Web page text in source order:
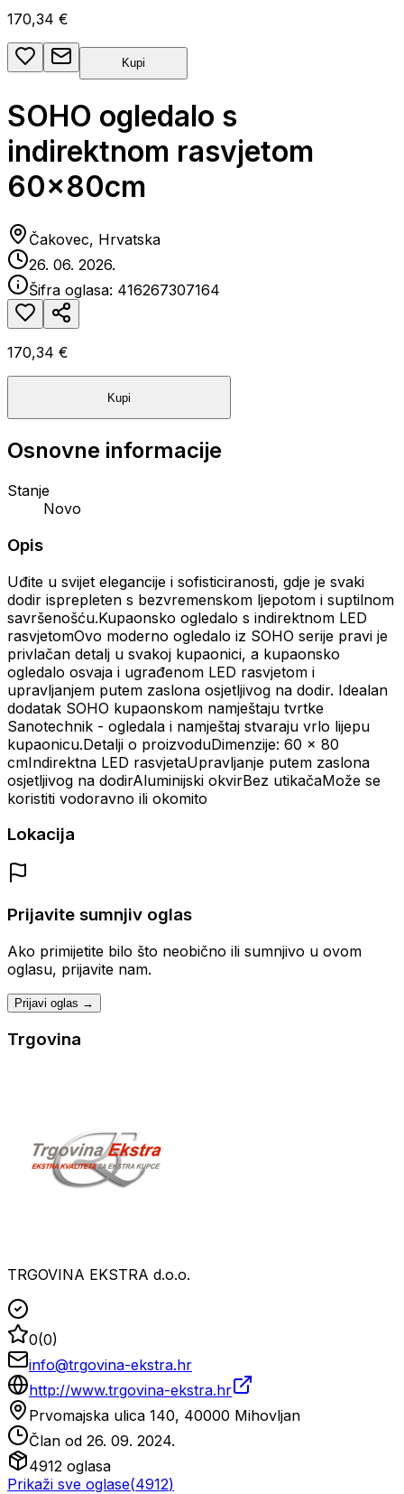
170,34 €
Kupi
SOHO ogledalo s
indirektnom rasvjetom
60x80cm
Čakovec, Hrvatska
26. 06. 2026.
Šifra oglasa: 416267307164
170,34 €
Kupi
Osnovne informacije
Stanje
Novo
Opis
Uđite u svijet elegancije i sofisticiranosti, gdje je svaki
dodir isprepleten s bezvremenskom ljepotom i suptilnom
savršenošću.Kupaonsko ogledalo s indirektnom LED
rasvjetomOvo moderno ogledalo iz SOHO serije pravi je
privlačan detalj u svakoj kupaonici, a kupaonsko
ogledalo osvaja i ugrađenom LED rasvjetom i
upravljanjem putem zaslona osjetljivog na dodir. Idealan
dodatak SOHO kupaonskom namještaju tvrtke
Sanotechnik - ogledala i namještaj stvaraju vrlo lijepu
kupaonicu.Detalji o proizvoduDimenzije: 60 x 80
cmIndirektna LED rasvjetaUpravljanje putem zaslona
osjetljivog na dodirAluminijski okvirBez utikačaMože se
koristiti vodoravno ili okomito
Lokacija
Prijavite sumnjiv oglas
Ako primijetite bilo što neobično ili sumnjivo u ovom
oglasu, prijavite nam.
Prijavi oglas →
Trgovina
TRGOVINA EKSTRA d.o.o.
0(0)
info@trgovina-ekstra.hr
http://www.trgovina-ekstra.hr
Prvomajska ulica 140, 40000 Mihovljan
Član od 26. 09. 2024.
4912 oglasa
Prikaži sve oglase(4912)